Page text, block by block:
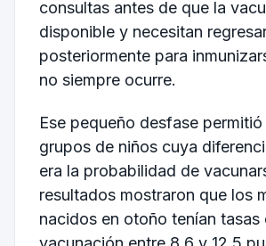
consultas antes de que la
disponible y necesitan
posteriormente para
no siempre ocurre.
Ese pequeño desfase
grupos de niños cuya
era la probabilidad de
resultados mostraron que los
nacidos en otoño tenían tasas